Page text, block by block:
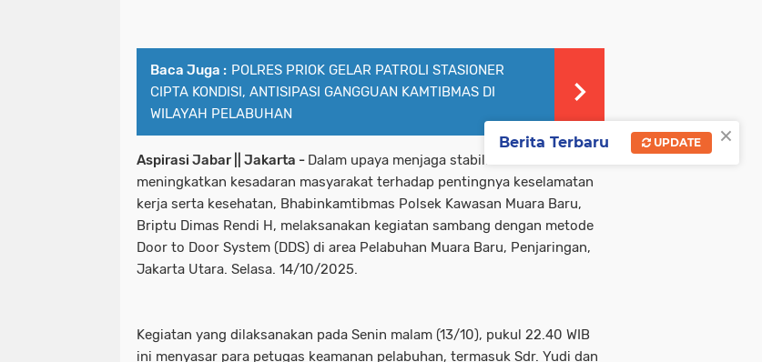
Baca Juga : POLRES PRIOK GELAR PATROLI STASIONER
CIPTA KONDISI, ANTISIPASI GANGGUAN KAMTIBMAS DI
WILAYAH PELABUHAN
Aspirasi Jabar || Jakarta - Dalam upaya menjaga stabilitas keamanan dan
meningkatkan kesadaran masyarakat terhadap pentingnya keselamatan
kerja serta kesehatan, Bhabinkamtibmas Polsek Kawasan Muara Baru,
Briptu Dimas Rendi H, melaksanakan kegiatan sambang dengan metode
Door to Door System (DDS) di area Pelabuhan Muara Baru, Penjaringan,
Jakarta Utara. Selasa. 14/10/2025.
Kegiatan yang dilaksanakan pada Senin malam (13/10), pukul 22.40 WIB
ini menyasar para petugas keamanan pelabuhan, termasuk Sdr. Yudi dan
×
Berita Terbaru UPDATE